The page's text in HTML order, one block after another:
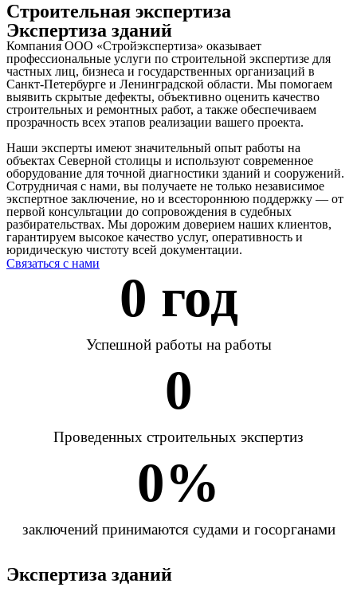
Строительная экспертиза
Экспертиза зданий
Компания ООО «Стройэкспертиза» оказывает
профессиональные услуги по строительной экспертизе для
частных лиц, бизнеса и государственных организаций в
Санкт-Петербурге и Ленинградской области. Мы помогаем
выявить скрытые дефекты, объективно оценить качество
строительных и ремонтных работ, а также обеспечиваем
прозрачность всех этапов реализации вашего проекта.
Наши эксперты имеют значительный опыт работы на
объектах Северной столицы и используют современное
оборудование для точной диагностики зданий и сооружений.
Сотрудничая с нами, вы получаете не только независимое
экспертное заключение, но и всестороннюю поддержку — от
первой консультации до сопровождения в судебных
разбирательствах. Мы дорожим доверием наших клиентов,
гарантируем высокое качество услуг, оперативность и
юридическую чистоту всей документации.
Связаться с нами
0 год
Успешной работы на работы
0
Проведенных строительных экспертиз
0%
заключений принимаются судами и госорганами
Экспертиза зданий